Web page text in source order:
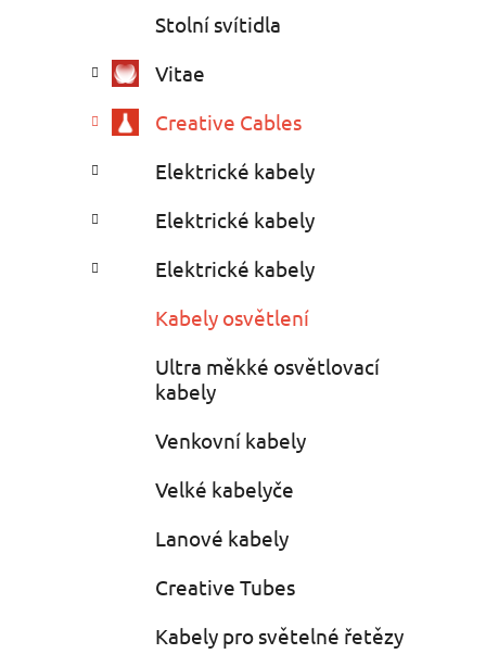
d
b
r
categories
e
o
i
s
Stolní svítidla
Vitae
Creative Cables
Elektrické kabely
Elektrické kabely
Elektrické kabely
Kabely osvětlení
Ultra měkké osvětlovací
kabely
Venkovní kabely
Velké kabelyče
Lanové kabely
Creative Tubes
Kabely pro světelné řetězy